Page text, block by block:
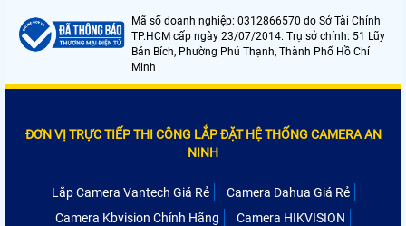
Mã số doanh nghiệp: 0312866570 do Sở Tài Chính
TP.HCM cấp ngày 23/07/2014. Trụ sở chính: 51 Lũy
Bán Bích, Phường Phú Thạnh, Thành Phố Hồ Chí
Minh
ĐƠN VỊ TRỰC TIẾP THI CÔNG LẮP ĐẶT HỆ THỐNG CAMERA AN
NINH
Lắp Camera Vantech Giá Rẻ
Camera Dahua Giá Rẻ
Camera Kbvision Chính Hãng
Camera HIKVISION